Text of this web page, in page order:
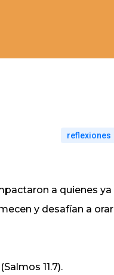
reflexiones
a quienes ya
y desafían a orar
11.7).